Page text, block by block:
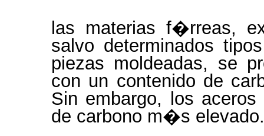
las materias f�rreas,
salvo determinados
piezas moldeadas, se
con un contenido de
Sin embargo, los
de carbono m�s